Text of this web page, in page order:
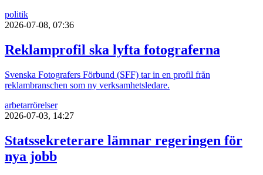
politik
2026-07-08, 07:36
Reklamprofil ska lyfta fotograferna
Svenska Fotografers Förbund (SFF) tar in en profil från
reklambranschen som ny verksamhetsledare.
arbetarrörelser
2026-07-03, 14:27
Statssekreterare lämnar regeringen för
nya jobb